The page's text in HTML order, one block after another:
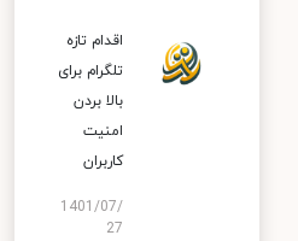
اقدام تازه
تلگرام برای
بالا بردن
امنیت
کاربران
1401/07/
27